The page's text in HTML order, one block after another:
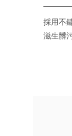
採用不
滋生髒污